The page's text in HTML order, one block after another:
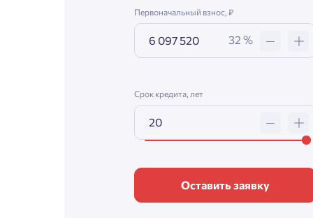
Первоначальный взнос, ₽
32 %
Срок кредита, лет
Оставить заявку